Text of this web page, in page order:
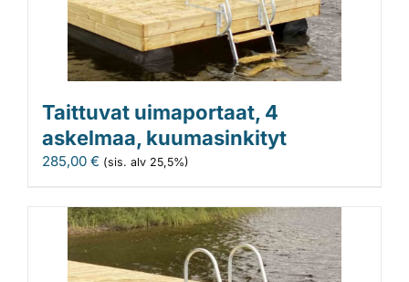
Asiakaskokemuksia
Taittuvat uimaportaat, 4
askelmaa, kuumasinkityt
285,00 € (sis. alv 25,5%)